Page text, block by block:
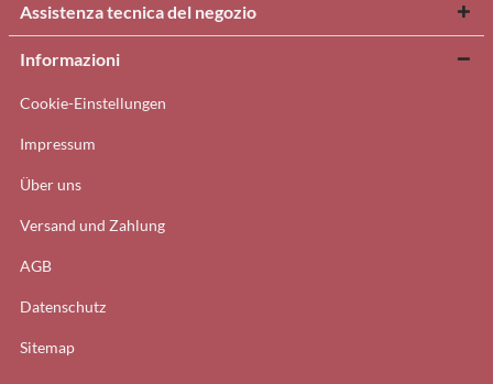
Assistenza tecnica del negozio
Informazioni
Cookie-Einstellungen
Impressum
Über uns
Versand und Zahlung
AGB
Datenschutz
Sitemap